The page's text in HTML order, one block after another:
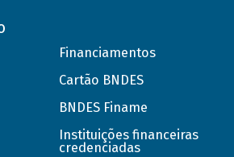
Financiamentos
Cartão BNDES
BNDES Finame
Instituições financeiras
credenciadas